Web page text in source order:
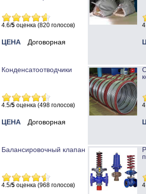
4.6/5 оценка (820 голосов)
ЦЕНА Договорная
Конденсатоотводчики
4.5/5 оценка (498 голосов)
ЦЕНА Договорная
Балансировочный клапан
4.5/5 оценка (968 голосов)